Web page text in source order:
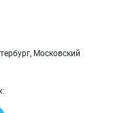
Московский